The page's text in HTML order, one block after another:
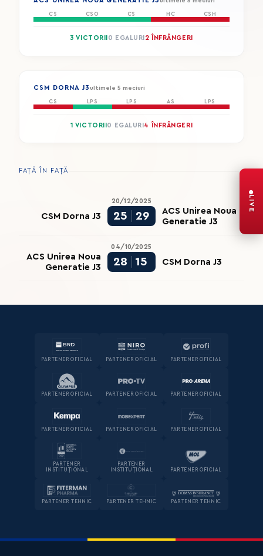
CS CSO CS HC CSH
3 VICTORII 0 EGALURI 2 ÎNFRÂNGERI
CSM DORNA J3 ultimele 5 meciuri
CS LPS LPS AS LPS
1 VICTORII 0 EGALURI 4 ÎNFRÂNGERI
FAȚĂ ÎN FAȚĂ
20/12/2025
CSM Dorna J3 25 29
ACS Unirea Noua
Generatie J3
04/10/2025
ACS Unirea Noua
Generatie J3
28 15 CSM Dorna J3
PARTENER OFICIAL PARTENER OFICIAL PARTENER OFICIAL
PARTENER OFICIAL PARTENER OFICIAL PARTENER OFICIAL
PARTENER OFICIAL PARTENER OFICIAL PARTENER OFICIAL
PARTENER
INSTITUȚIONAL
PARTENER
INSTITUȚIONAL
PARTENER OFICIAL
PARTENER TEHNIC PARTENER TEHNIC PARTENER TEHNIC
LIVE